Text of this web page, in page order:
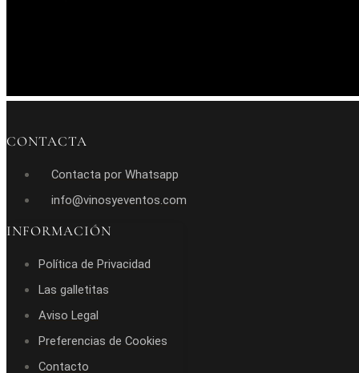
CONTACTA
Contacta por Whatsapp
info@vinosyeventos.com
INFORMACIÓN
Política de Privacidad
Las galletitas
Aviso Legal
Preferencias de Cookies
Contacto